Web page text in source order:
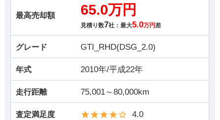
最高売却額 65.0万円
見積り数7社：最大5.0万円差
グレード GTI_RHD(DSG_2.0)
年式 2010年/平成22年
走行距離 75,001～80,000km
査定満足度 4.0